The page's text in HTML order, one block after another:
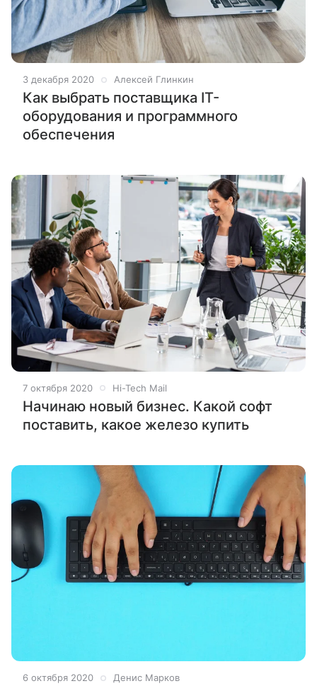
3 декабря 2020 Алексей Глинкин
Как выбрать поставщика IT-
оборудования и программного
обеспечения
7 октября 2020 Hi-Tech Mail
Начинаю новый бизнес. Какой софт
поставить, какое железо купить
6 октября 2020 Денис Марков